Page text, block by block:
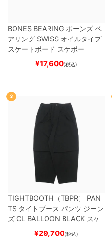
BONES BEARING ボーンズ ベ
アリング SWISS オイルタイプ
スケートボード スケボー
¥17,600(税込)
3
TIGHTBOOTH（TBPR） PAN
TS タイトブース パンツ ジーン
ズ CL BALLOON BLACK スケ
ートボード スケボー
¥29,700(税込)